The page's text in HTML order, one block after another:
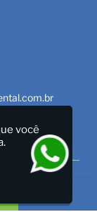
GESTÃO
você